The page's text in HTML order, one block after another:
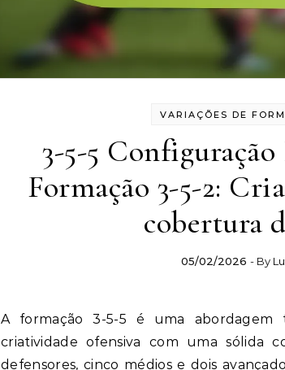
VARIAÇÕES DE
3-5-5
Formação 3-5-2:
cobertura
05/02/2026 - By
A formação 3-5-5 é uma
criatividade ofensiva com uma sólida
defensores, cinco médios e dois